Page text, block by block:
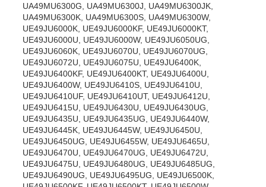
UA49MU6300G, UA49MU6300J, UA49MU6300JK,
UA49MU6300K, UA49MU6300S, UA49MU6300W,
UE49JU6000K, UE49JU6000KF, UE49JU6000KT,
UE49JU6000U, UE49JU6000W, UE49JU6050UG,
UE49JU6060K, UE49JU6070U, UE49JU6070UG,
UE49JU6072U, UE49JU6075U, UE49JU6400K,
UE49JU6400KF, UE49JU6400KT, UE49JU6400U,
UE49JU6400W, UE49JU6410S, UE49JU6410U,
UE49JU6410UF, UE49JU6410UT, UE49JU6412U,
UE49JU6415U, UE49JU6430U, UE49JU6430UG,
UE49JU6435U, UE49JU6435UG, UE49JU6440W,
UE49JU6445K, UE49JU6445W, UE49JU6450U,
UE49JU6450UG, UE49JU6455W, UE49JU6465U,
UE49JU6470U, UE49JU6470UG, UE49JU6472U,
UE49JU6475U, UE49JU6480UG, UE49JU6485UG,
UE49JU6490UG, UE49JU6495UG, UE49JU6500K,